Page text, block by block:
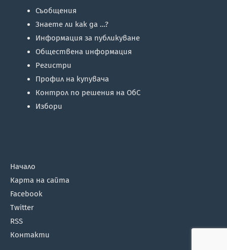
Съобщения
Знаете ли как да …?
Информация за публикуване
Обществена информация
Регистри
Профил на купувача
Контрол по решения на ОбС
Избори
Начало
Карта на сайта
Facebook
Twitter
RSS
Контакти